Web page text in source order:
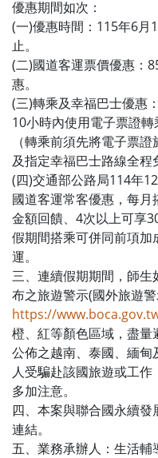
優惠期間如次：
(一)優惠時間：115年6月
止。
(二)國道客運票價優惠：
惠。
(三)轉乘及幸福巴士優惠
10小時內使用電子票證
（轉乘前須先將電子票
及指定幸福巴士路線全程
(四)交通部公路局114年
國道客運常客優惠，每
金額回饋、4次以上可享
假期間搭乘可併同前項
運。
三、連續假期期間，師
布之旅遊警示(國外旅遊警
https://
橙、紅等顏色區域，盡
公佈之越南、泰國、緬
人受騙赴該國旅遊或工
多加注意。
四、本案與聯合國永續
連結。
五、業務承辦人：生活輔